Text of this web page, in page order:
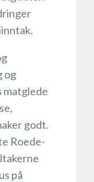
og
matglede
godt.
Roede-
på